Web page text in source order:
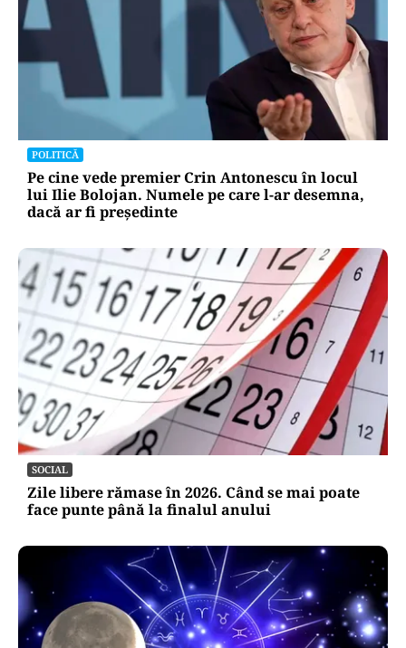
POLITICĂ
Pe cine vede premier Crin Antonescu în locul
lui Ilie Bolojan. Numele pe care l-ar desemna,
dacă ar fi președinte
SOCIAL
Zile libere rămase în 2026. Când se mai poate
face punte până la finalul anului